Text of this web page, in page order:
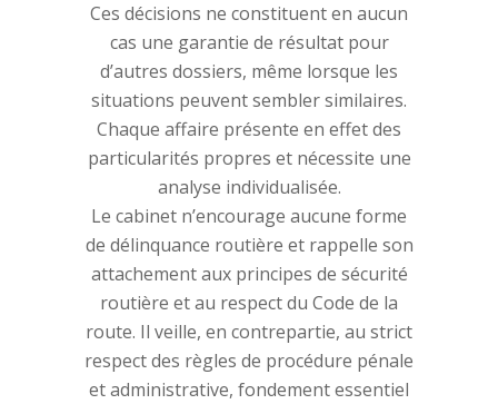
Ces décisions ne constituent en aucun
cas une garantie de résultat pour
d’autres dossiers, même lorsque les
situations peuvent sembler similaires.
Chaque affaire présente en effet des
particularités propres et nécessite une
analyse individualisée.
Le cabinet n’encourage aucune forme
de délinquance routière et rappelle son
attachement aux principes de sécurité
routière et au respect du Code de la
route. Il veille, en contrepartie, au strict
respect des règles de procédure pénale
et administrative, fondement essentiel